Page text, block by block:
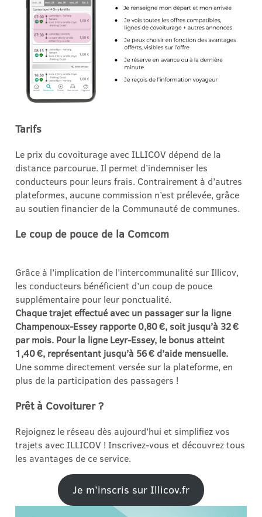
Tarifs
Le prix du covoiturage avec ILLICOV dépend de la
distance parcourue. Il permet d’indemniser les
conducteurs pour leurs frais. Contrairement à d’autres
plateformes, aucune commission n’est prélevée, grâce
au soutien financier de la Communauté de communes.
Le coup de pouce de la Comcom
Grâce à l’implication de l’intercommunalité sur Illicov,
les conducteurs bénéficient d’un coup de pouce
supplémentaire pour leur ponctualité.
Chaque trajet effectué avec un passager sur la ligne
Champenoux-Essey rapporte 0,80 €, soit jusqu’à 32 €
par mois. Pour la ligne Leyr-Essey, le bonus atteint
1,40 €, représentant jusqu’à 56 € d’aide mensuelle.
Une somme directement versée sur la plateforme, en
plus de la participation des passagers !
Prêt à Covoiturer ?
Rejoignez le réseau dès aujourd’hui et simplifiez vos
trajets avec ILLICOV ! Inscrivez-vous et découvrez tous
les avantages de ce service.
Je m’inscris sur Illicov.fr